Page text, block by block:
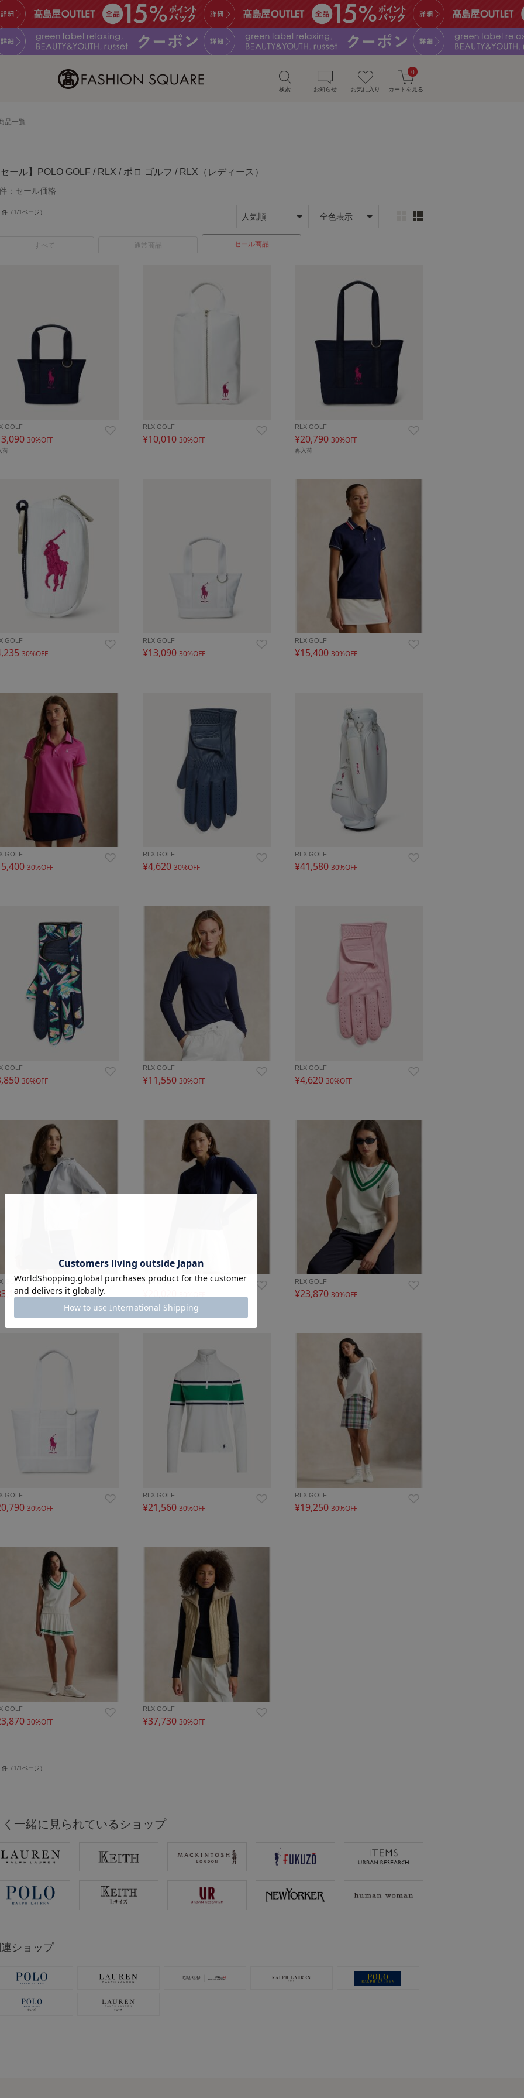
検索 お知らせ お気に入り カートを見る
0
品一覧
ール】POLO GOLF / RLX / ポロ ゴルフ / RLX（レディース）
： セール価格
件（1/1ページ）
すべて 通常商品 セール商品
GOLF
30%OFF
荷
RLX GOLF
¥10,010 30%OFF
RLX GOLF
¥20,790 30%OFF
再入荷
GOLF
30%OFF
RLX GOLF
¥13,090 30%OFF
RLX GOLF
¥15,400 30%OFF
GOLF
30%OFF
RLX GOLF
¥4,620 30%OFF
RLX GOLF
¥41,580 30%OFF
GOLF
30%OFF
RLX GOLF
¥11,550 30%OFF
RLX GOLF
¥4,620 30%OFF
GOLF
30%OFF
RLX GOLF
¥20,02030%OFF
RLX GOLF
¥23,870 30%OFF
GOLF
30%OFF
RLX GOLF
¥21,560 30%OFF
RLX GOLF
¥19,250 30%OFF
GOLF
30%OFF
RLX GOLF
¥37,730 30%OFF
件（1/1ページ）
く一緒に見られているショップ
ショップ